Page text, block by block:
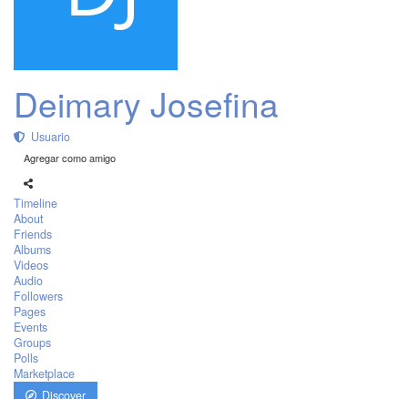
Deimary Josefina
Usuario
Agregar como amigo
Timeline
About
Friends
Albums
Videos
Audio
Followers
Pages
Events
Groups
Polls
Marketplace
Discover